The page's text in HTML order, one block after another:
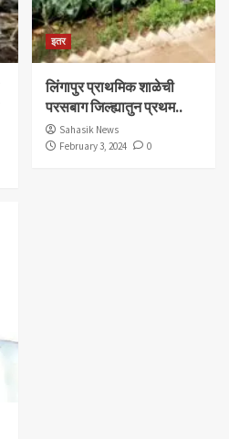
इतर
लिंगापुर प्राथमिक शाळेची
परसबाग जिल्ह्यातुन प्रथम..
Sahasik News
February 3, 2024
0